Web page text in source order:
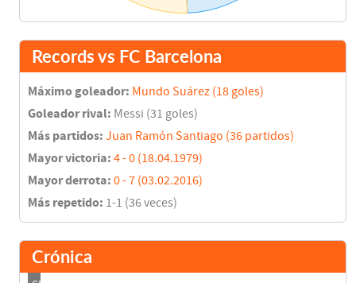
Records vs FC Barcelona
Máximo goleador: Mundo Suárez (18 goles)
Goleador rival: Messi (31 goles)
Más partidos: Juan Ramón Santiago (36 partidos)
Mayor victoria: 4 - 0 (18.04.1979)
Mayor derrota: 0 - 7 (03.02.2016)
Más repetido: 1-1 (36 veces)
Crónica